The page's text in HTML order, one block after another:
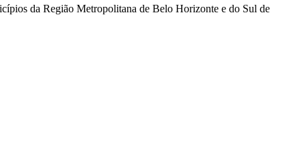
da Região Metropolitana de Belo Horizonte e do Sul de